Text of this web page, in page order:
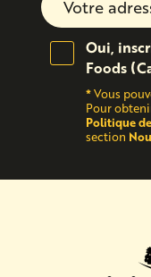
Oui,
Foods
*Vous
Pour
Politique
section